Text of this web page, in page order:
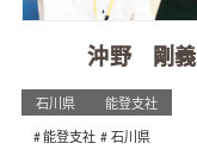
沖野 剛義
石川県 能登支社
能登支社 石川県